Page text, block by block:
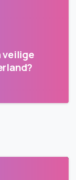
veilige